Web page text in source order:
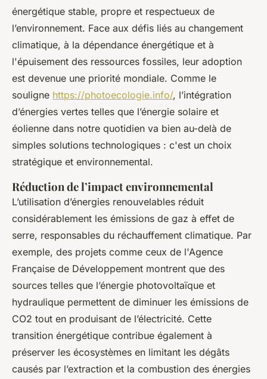
énergétique stable, propre et respectueux de
l’environnement. Face aux défis liés au changement
climatique, à la dépendance énergétique et à
l'épuisement des ressources fossiles, leur adoption
est devenue une priorité mondiale. Comme le
souligne https://photoecologie.info/, l’intégration
d’énergies vertes telles que l’énergie solaire et
éolienne dans notre quotidien va bien au-delà de
simples solutions technologiques : c'est un choix
stratégique et environnemental.
Réduction de l’impact environnemental
L’utilisation d’énergies renouvelables réduit
considérablement les émissions de gaz à effet de
serre, responsables du réchauffement climatique. Par
exemple, des projets comme ceux de l'Agence
Française de Développement montrent que des
sources telles que l’énergie photovoltaïque et
hydraulique permettent de diminuer les émissions de
CO2 tout en produisant de l’électricité. Cette
transition énergétique contribue également à
préserver les écosystèmes en limitant les dégâts
causés par l’extraction et la combustion des énergies